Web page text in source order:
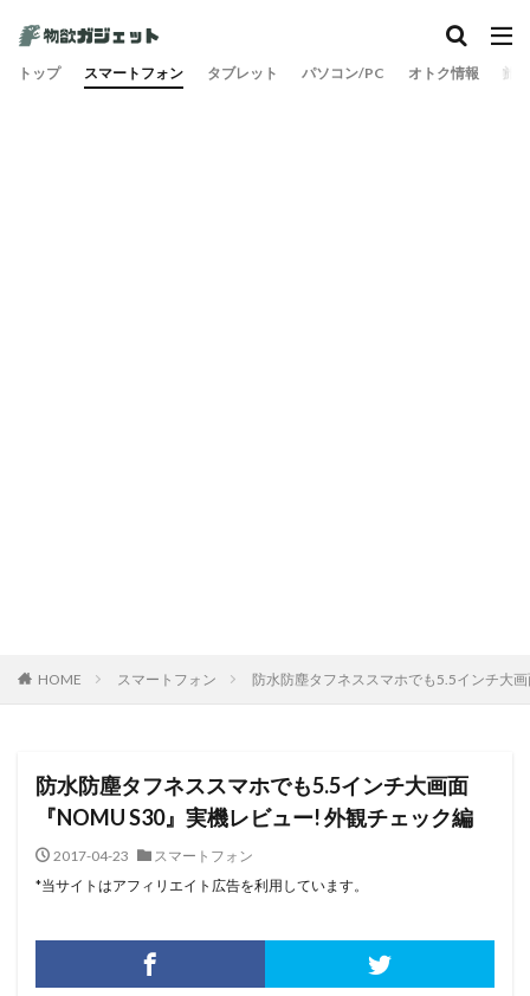
トップ スマートフォン タブレット パソコン/PC オトク情報 旅
HOME スマートフォン 防水防塵タフネススマホでも5.5インチ大
防水防塵タフネススマホでも5.5インチ大画面
『NOMU S30』実機レビュー! 外観チェック編
2017-04-23
スマートフォン
*当サイトはアフィリエイト広告を利用しています。
カテゴリー